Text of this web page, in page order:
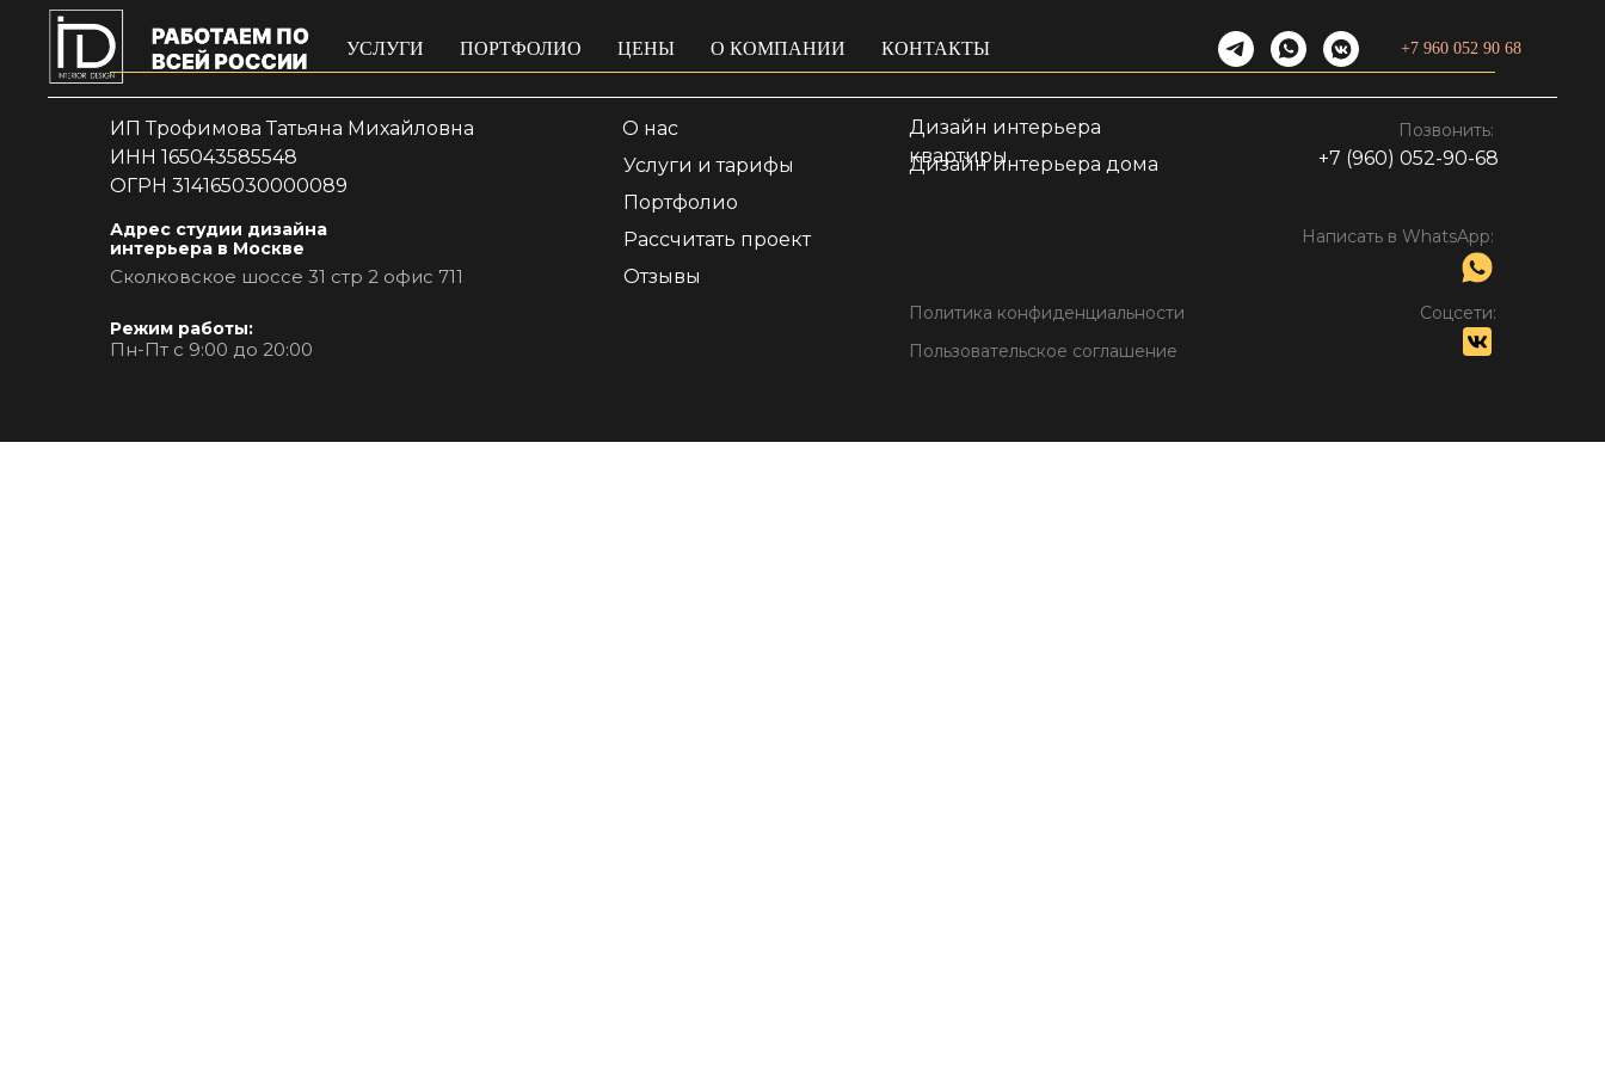
УСЛУГИ ПОРТФОЛИО ЦЕНЫ О КОМПАНИИ КОНТАКТЫ +7 960 052 90 68
Политика конфиденциальности
Пользовательское соглашение
ИП Трофимова Татьяна Михайловна
ИНН 165043585548
ОГРН 314165030000089
Адрес студии дизайна
интерьера в Москве
Режим работы:
+7 (960) 052-90-68
Написать в WhatsApp:
Соцсети:
Позвонить:
Отзывы
Рассчитать проект
Портфолио
Услуги и тарифы
О нас
Сколковское шоссе 31 стр 2 офис 711
Пн-Пт с 9:00 до 20:00
Дизайн интерьера
квартиры
Дизайн интерьера дома